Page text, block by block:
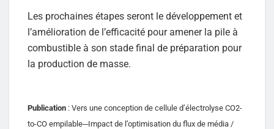
Les prochaines étapes seront le développement et
l’amélioration de l’efficacité pour amener la pile à
combustible à son stade final de préparation pour
la production de masse.
Publication : Vers une conception de cellule d’électrolyse CO2-
to-CO empilable─Impact de l’optimisation du flux de média /